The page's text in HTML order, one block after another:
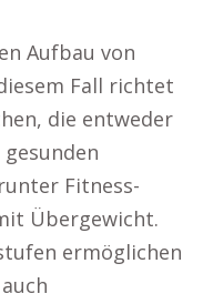
Aufbau von
Fall richtet
die entweder
Fitness-
Übergewicht.
ermöglichen